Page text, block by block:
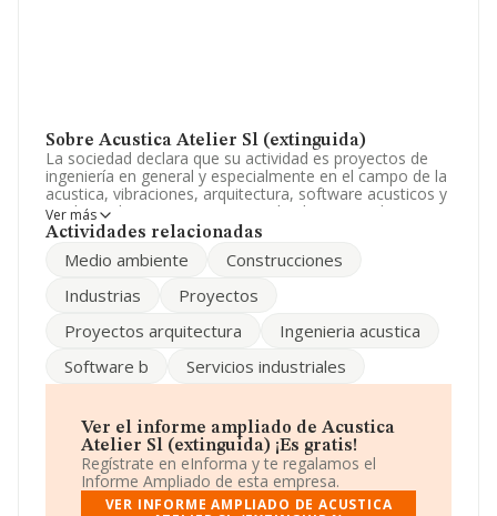
Sobre Acustica Atelier Sl (extinguida)
La sociedad declara que su actividad es proyectos de
ingeniería en general y especialmente en el campo de la
acustica, vibraciones, arquitectura, software acusticos y
medio ambiente, compraventa de elementos de
patente propia, etc. La empresa es una Sociedad
técnicos de ingeniería y otras actividades relacionadas
sociedad no tiene actividad en mercados exteriores.
Su teléfono es 932849960.
La empresa españolaAcustica Atelier S.L
(extinguida), con CIF B65005126, tiene su domicilio
Plt 7. Pta 2, (08024), en el municipio de Barcelona,
Cataluña.
En relación con el sector y disponiendo de los datos de
hasta 41.818 empresas, en el ámbito nacional la
Ver más
Actividades relacionadas
Medio ambiente
Construcciones
Industrias
Proyectos
Proyectos arquitectura
Ingenieria acustica
Software b
Servicios industriales
Ver el informe ampliado de Acustica
Atelier Sl (extinguida) ¡Es gratis!
Regístrate en eInforma y te regalamos el
Informe Ampliado de esta empresa.
VER INFORME AMPLIADO DE ACUSTICA